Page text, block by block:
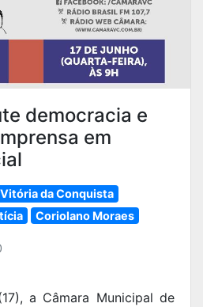
democracia e
em
da Conquista
Coriolano Moraes
a Câmara Municipal de